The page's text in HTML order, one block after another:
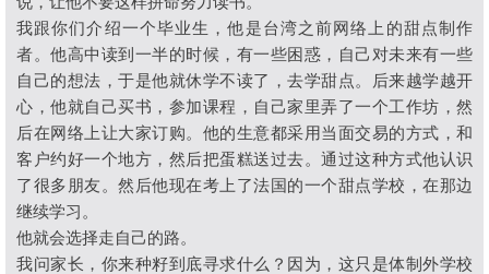
我跟你们介绍一个毕业生，他是台湾之前网络上的甜点制作
者。他高中读到一半的时候，有一些困惑，自己对未来有一些
自己的想法，于是他就休学不读了，去学甜点。后来越学越开
心，他就自己买书，参加课程，自己家里弄了一个工作坊，然
后在网络上让大家订购。他的生意都采用当面交易的方式，和
客户约好一个地方，然后把蛋糕送过去。通过这种方式他认识
了很多朋友。然后他现在考上了法国的一个甜点学校，在那边
继续学习。
他就会选择走自己的路。
我问家长，你来种籽到底寻求什么？因为，这只是体制外学校